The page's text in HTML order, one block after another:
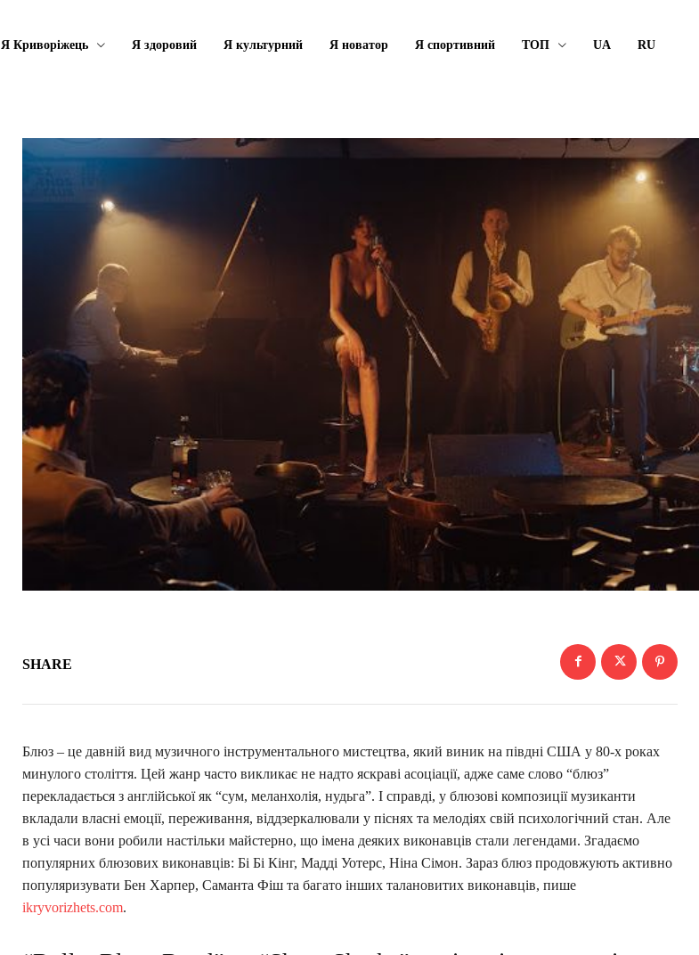
Я Криворіжець Я здоровий Я культурний Я новатор Я спортивний ТОП UA RU
SHARE
Блюз – це давній вид музичного інструментального мистецтва, який виник на півдні США у 80-х роках
минулого століття. Цей жанр часто викликає не надто яскраві асоціації, адже саме слово “блюз”
перекладається з англійської як “сум, меланхолія, нудьга”. І справді, у блюзові композиції музиканти
вкладали власні емоції, переживання, віддзеркалювали у піснях та мелодіях свій психологічний стан. Але
в усі часи вони робили настільки майстерно, що імена деяких виконавців стали легендами. Згадаємо
популярних блюзових виконавців: Бі Бі Кінг, Мадді Уотерс, Ніна Сімон. Зараз блюз продовжують активно
популяризувати Бен Харпер, Саманта Фіш та багато інших талановитих виконавців, пише
ikryvorizhets.com.